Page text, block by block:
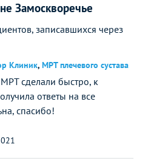
Замоскворечье
записавшихся через
Клиник, МРТ плечевого сустава
сделали быстро, к
ответы на все
спасибо!